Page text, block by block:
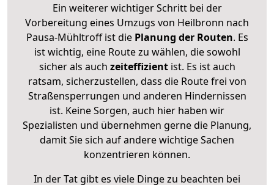
Ein weiterer wichtiger Schritt bei der
Vorbereitung eines Umzugs von Heilbronn nach
Pausa-Mühltroff ist diePlanung der Routen. Es
ist wichtig, eine Route zu wählen, die sowohl
sicher als auch zeiteffizientist. Es ist auch
ratsam, sicherzustellen, dass die Route frei von
Straßensperrungen und anderen Hindernissen
ist. Keine Sorgen, auch hier haben wir
Spezialisten und übernehmen gerne die Planung,
damit Sie sich auf andere wichtige Sachen
konzentrieren können.
In der Tat gibt es viele Dinge zu beachten bei